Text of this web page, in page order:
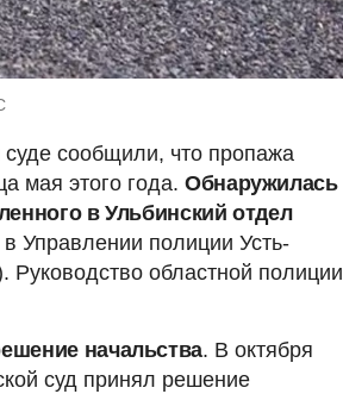
суде сообщили, что пропажа
мая этого года. Обнаружилась
в Ульбинский отдел
Управлении полиции Усть-
Руководство областной полиции
начальства. В октября
суд принял решение